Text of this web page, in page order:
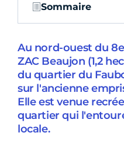
Sommaire
Au nord-ouest du
ZAC Beaujon (1,2
du quartier du
sur l'ancienne
Elle est venue
quartier qui
locale.